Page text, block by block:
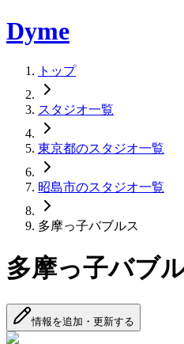
Dyme
トップ
スタジオ一覧
東京都のスタジオ一覧
昭島市のスタジオ一覧
多摩っ子バブルス
多摩っ子バブ
情報を追加・更新する